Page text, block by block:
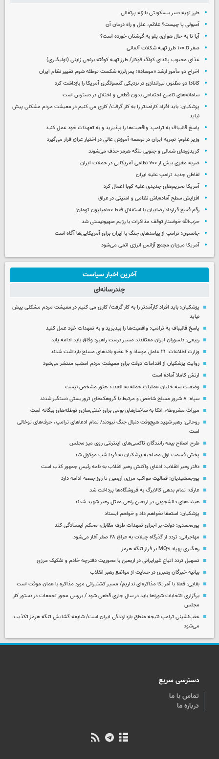
طرز تهیه دسر بیسکویتی با ژله پرتقالی
آمبولی پا چیست؟ علائم، علل و راه درمان آن
آیا تا به حال هواری پلو به گوشتان خورده است؟
صفر تا ۱۰۰ طرز تهیه شکلات آلمانی
غذای محبوب پاندای کونگ فوکار/ طرز تهیه کوفته برنجی ژاپنی (اونیگیری)
اخراج دو مأمور ارشد «موساد»؛ پس‌لرزه شکست توطئه شوم تغییر نظام ایران
کانادا دو مظنون تیراندازی در نزدیکی کنسولگری آمریکا را بازداشت کرد
سامانه‌های تامین اجتماعی بدون قطعی و اختلال در دسترس است
پزشکیان: باید افراد کارآمدتر را به کار گرفت/ کاری می کنیم در معیشت مردم مشکلی پیش
نیاید
پاسخ قالیباف به ترامپ: واقعیت‌ها را بپذیرید و به تعهدات خود عمل کنید
وزیر علوم: تجربه ایران در توسعه آموزش عالی در اختیار عراق قرار می‌گیرد
کریدورهای شمالی و جنوبی تنگه هرمز حذف می‌شوند
ضربه مغزی بیش از ۷۰۰ نظامی آمریکایی در حملات ایران
لفاظی جدید ترامپ علیه ایران
آمریکا تحریم‌های جدیدی علیه کوبا اعمال کرد
افزایش سطح آماده‌باش نظامی و امنیتی در عراق
رقم فسخ قرارداد رضاییان با استقلال فقط ۱۰۰میلیون تومان!
حزب‌الله خواستار توقف مذاکرات با رژیم صهیونیستی شد
جانسون: ترامپ از پیامدهای جنگ با ایران برای آمریکایی‌ها آگاه است
آمریکا میزبان مجمع آژانس انرژی اتمی می‌شود
آخرین اخبار سیاست
چندرسانه‌ای
پزشکیان: باید افراد کارآمدتر را به کار گرفت/ کاری می کنیم در معیشت مردم مشکلی پیش
نیاید
پاسخ قالیباف به ترامپ: واقعیت‌ها را بپذیرید و به تعهدات خود عمل کنید
ربیعی: دلسوزان ایران معتقدند مسیر درست راهبرد وفاق باید ادامه یابد
وزارت اطلاعات: ۲۱ عامل موساد و ۴ عضو باندهای مسلح بازداشت شدند
روایت پزشکیان از اقدامات دولت برای معیشت مردم امشب منتشر می‌شود
ارتش کاملا آماده است
وضعیت سه خلبان عملیات حمله به العدید هنوز مشخص نیست
سپاه: ۸ شرور مسلح شاخص و مرتبط با گروهک‌های تروریستی دستگیر شدند
میراث مشروطه، اتکا به ساختارهای بومی برای خنثی‌سازی توطئه‌های بیگانه است
روحانی: رهبر شهید هیچ‌وقت دنبال جنگ نبودند/ تمام ادعاهای ترامپ، حرف‌های توخالی
است
طرح اصلاح بیمه رانندگان تاکسی‌های اینترنتی روی میز مجلس
پخش قسمت اول مصاحبه پزشکیان به فردا شب موکول شد
دفتر رهبر انقلاب: ادعای واکنش رهبر انقلاب به نامه رئیس جمهور کذب است
پورجمشیدیان: فعالیت مواکب مرزی اربعین تا روز جمعه ادامه دارد
عارف: تمام بدهی کالابرگ به فروشگاه‌ها پرداخت شد
هیئت‌های دانشجویی در اربعین راهی مقتل رهبر شهید شدند
پزشکیان: استعفا نخواهم داد و خواهم ایستاد
پورمحمدی: دولت بر اجرای تعهدات طرف مقابل، محکم ایستادگی کند
مهاجرانی: تردد از گذرگاه چیلات به عراق ۲۸ صفر آغاز می‌شود
رهگیری پهپاد MQ۹ بر فراز تنگه هرمز
تسهیل تردد اتباع غیرایرانی در اربعین با محوریت دفترچه خادم و تفکیک مرزی
بیانیه خبرگان رهبری در حمایت از مواضع رهبر انقلاب
بقایی: فعلا با آمریکا مذاکره‌ای نداریم/ مسیر کشتیرانی مورد مذاکره با عمان موقت است
برگزاری انتخابات شوراها باید در سال جاری قطعی شود / بررسی مجوز تجمعات در دستور کار
مجلس
عقب‌نشینی ترامپ نتیجه منطق بازدارندگی ایران است/ شایعه گشایش تنگه هرمز تکذیب
می‌شود
دسترسی سریع
تماس با ما
درباره ما